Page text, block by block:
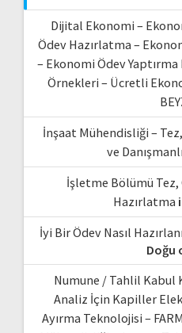
Dijital Ekonomi –
Ödev Hazırlatma –
– Ekonomi Ödev
Örnekleri – Ücretli
İnşaat Mühendisliği –
ve
İşletme Bölümü Tez,
Hazırlatma
İyi Bir Ödev Nasıl
Doğu
Numune / Tahlil Kabul
Analiz İçin Kapiller
Ayırma Teknolojisi –